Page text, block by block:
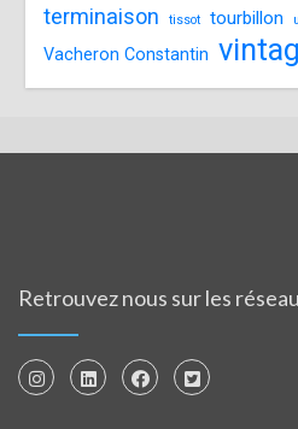
terminaison tissot tourbillon
Vacheron Constantin
Retrouvez nous sur les